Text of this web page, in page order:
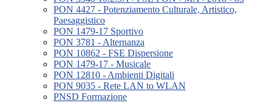
PON 4427 - Potenziamento Culturale, Artistico,
Paesaggistico
PON 1479-17 Sportivo
PON 3781 - Alternanza
PON 10862 - FSE Dispersione
PON 1479-17 - Musicale
PON 12810 - Ambienti Digitali
PON 9035 - Rete LAN to WLAN
PNSD Formazione